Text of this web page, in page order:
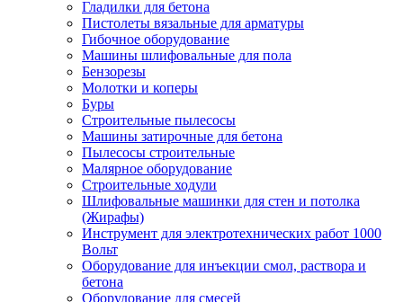
Гладилки для бетона
Пистолеты вязальные для арматуры
Гибочное оборудование
Машины шлифовальные для пола
Бензорезы
Молотки и коперы
Буры
Строительные пылесосы
Машины затирочные для бетона
Пылесосы строительные
Малярное оборудование
Строительные ходули
Шлифовальные машинки для стен и потолка
(Жирафы)
Инструмент для электротехнических работ 1000
Вольт
Оборудование для инъекции смол, раствора и
бетона
Оборудование для смесей